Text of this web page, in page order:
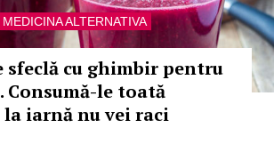
MEDICINA ALTERNATIVA
sfeclă cu ghimbir pentru
le toată
iarnă nu vei raci